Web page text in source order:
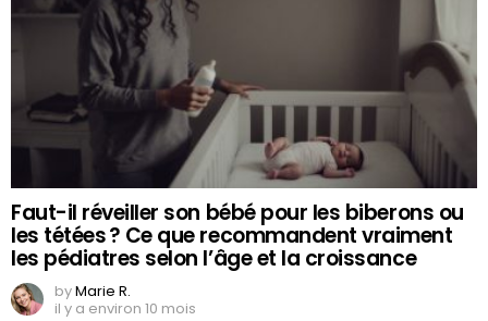
Faut-il réveiller son bébé pour les biberons ou
les tétées ? Ce que recommandent vraiment
les pédiatres selon l’âge et la croissance
byMarie R.
il y a environ 10 mois